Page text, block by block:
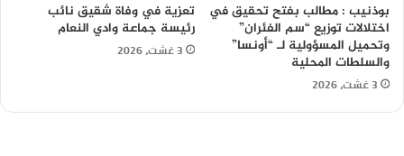
بوذنيب : مطالب بفتح تحقيق في
اختلالات توزيع “سم الفئران”
وتحميل المسؤولية لـ “أونسا”
والسلطات المحلية
3 غشت، 2026
تعزية في وفاة شقيق نائب
رئيسة جماعة وادي النعام
3 غشت، 2026